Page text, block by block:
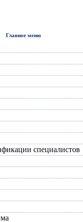
Главное меню
специалистов